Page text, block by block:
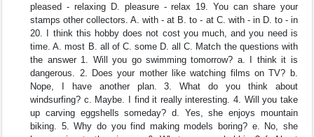
pleased - relaxing D. pleasure - relax 19. You can share your
stamps other collectors. A. with - at B. to - at C. with - in D. to - in
20. I think this hobby does not cost you much, and you need is
time. A. most B. all of C. some D. all C. Match the questions with
the answer 1. Will you go swimming tomorrow? a. I think it is
dangerous. 2. Does your mother like watching films on TV? b.
Nope, I have another plan. 3. What do you think about
windsurfing? c. Maybe. I find it really interesting. 4. Will you take
up carving eggshells someday? d. Yes, she enjoys mountain
biking. 5. Why do you find making models boring? e. No, she